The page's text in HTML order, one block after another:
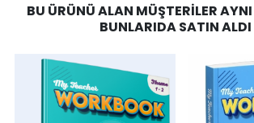
BU ÜRÜNÜ ALAN MÜŞTERILER
BUNLARIDA SATIN ALDI